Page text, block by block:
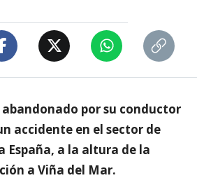
por su conductor
accidente en el sector de
España, a la altura de la
a Viña del Mar.